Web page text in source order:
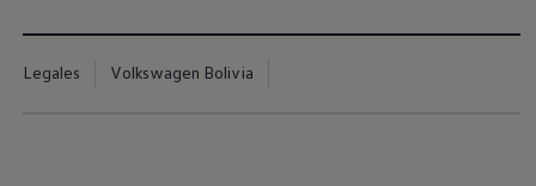
Legales Volkswagen Bolivia